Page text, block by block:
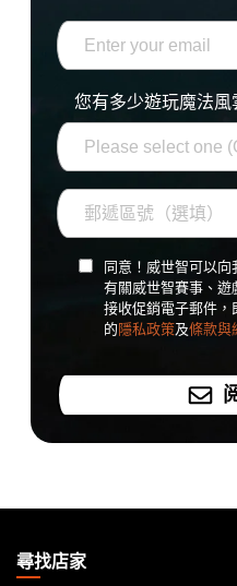
您有多少遊玩魔法風
同意！威世智可以
有關威世智賽事、
接收促銷電子郵件
的隱私政策及條款與
THE尋找店家